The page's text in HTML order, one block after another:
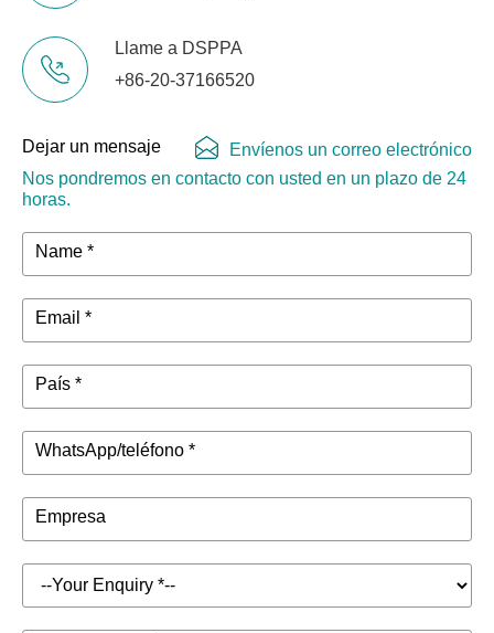
Llame a DSPPA
+86-20-37166520
Dejar un mensaje
Nos pondremos en contacto con usted en un plazo de 24
horas.
Envíenos un correo electrónico
Name *
Email *
País *
WhatsApp/teléfono *
Empresa